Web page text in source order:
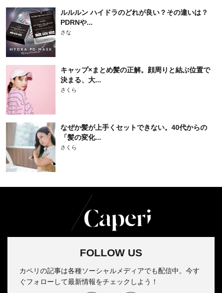
ルルルン ハイドラのどれが良い？その違いは？
PDRNや...
さな
キャップ×まとめ髪の正解。顔周りと結ぶ位置で
決まる、大...
さくら
なぜか髪が上手くセットできない。40代からの
「髪の変化...
さくら
FOLLOW US
カペリの記事は各種ソーシャルメディアでも配信中。今す
ぐフォローして最新情報をチェックしよう！